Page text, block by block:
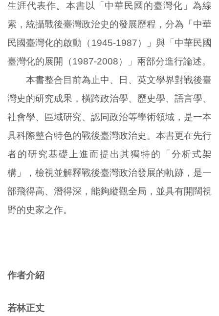
生涯代表作。本書以「中華民國的臺灣化」為線
索，統攝戰後臺灣政治史的發展歷程，分為「中華
民國臺灣化的啟動（1945-1987）」與「中華民國
臺灣化的展開（1987-2008）」兩部分進行論述。
本書整合目前為止中、日、英文學界對戰後臺
灣史的研究成果，橫跨政治學、歷史學、語言學、
社會學、區域研究、認同政治等學術領域，是一本
具科際整合特色的戰後臺灣政治史。本書更在先行
者的研究基礎上進而提出其獨特的「分析式架
構」，檢視並解釋戰後臺灣政治發展的軌跡，是一
部飛得高、潛得深，能夠縱觀全局，並具有開闊視
野的史家之作。
作者介紹
若林正丈